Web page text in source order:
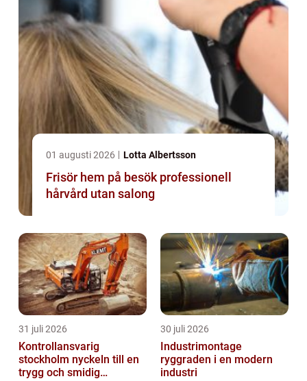
01 augusti 2026 Lotta Albertsson
Frisör hem på besök professionell
hårvård utan salong
31 juli 2026
Kontrollansvarig
stockholm nyckeln till en
trygg och smidig
30 juli 2026
Industrimontage
ryggraden i en modern
industri